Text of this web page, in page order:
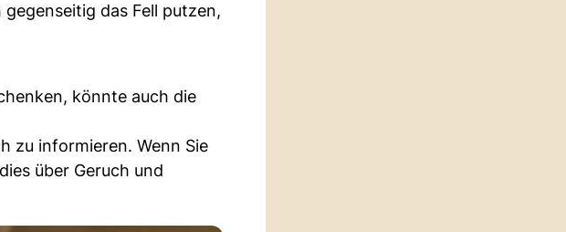
gegenseitig das Fell putzen,
könnte auch die
zu informieren. Wenn Sie
über Geruch und